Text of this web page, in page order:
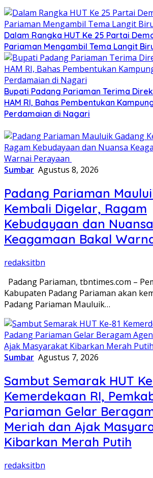
Dalam Rangka HUT Ke 25 Partai
Pariaman Mengambil Tema Langit
Bupati Padang Pariaman Terima
HAM RI, Bahas Pembentukan
Perdamaian di Nagari
Sumbar Agustus 8, 2026
Padang Pariaman
Kembali Digelar, Ragam
Kebudayaan dan Nuansa
Keagamaan Bakal
redaksitbn
Padang Pariaman, tbntimes.com –
Kabupaten Padang Pariaman akan
Padang Pariaman Mauluik…
Sumbar Agustus 7, 2026
Sambut Semarak HUT
Kemerdekaan RI,
Pariaman Gelar
Meriah dan Ajak
Kibarkan Merah Putih
redaksitbn